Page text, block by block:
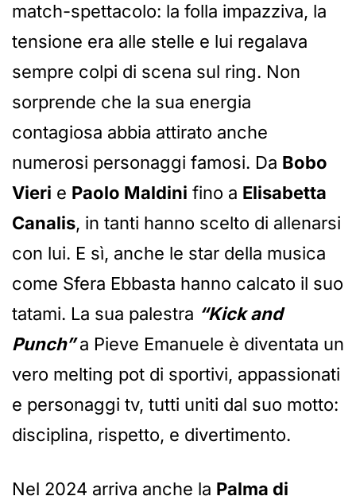
match-spettacolo: la folla impazziva, la
tensione era alle stelle e lui regalava
sempre colpi di scena sul ring. Non
sorprende che la sua energia
contagiosa abbia attirato anche
numerosi personaggi famosi. Da Bobo
Vieri e Paolo Maldini fino a Elisabetta
Canalis, in tanti hanno scelto di allenarsi
con lui. E sì, anche le star della musica
come Sfera Ebbasta hanno calcato il suo
tatami. La sua palestra “Kick and
Punch”a Pieve Emanuele è diventata un
vero melting pot di sportivi, appassionati
e personaggi tv, tutti uniti dal suo motto:
disciplina, rispetto, e divertimento.
Nel 2024 arriva anche la Palma di